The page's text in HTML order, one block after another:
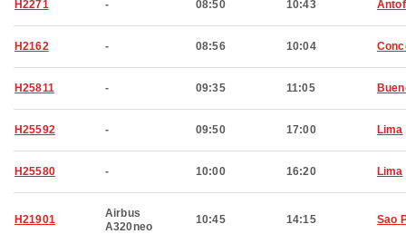
H2271 - 08:50 10:43
H2162 - 08:56 10:04
H25811 - 09:35 11:05
H25592 - 09:50 17:00 Lima
H25580 - 10:00 16:20 Lima
H21901
Airbus
A320neo
10:45 14:15 Sao